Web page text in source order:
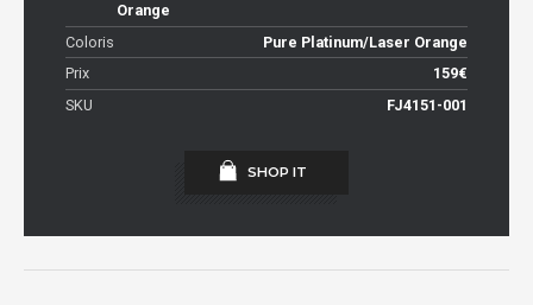
Orange
Coloris
Pure Platinum/Laser Orange
Prix
159€
SKU
FJ4151-001
SHOP IT